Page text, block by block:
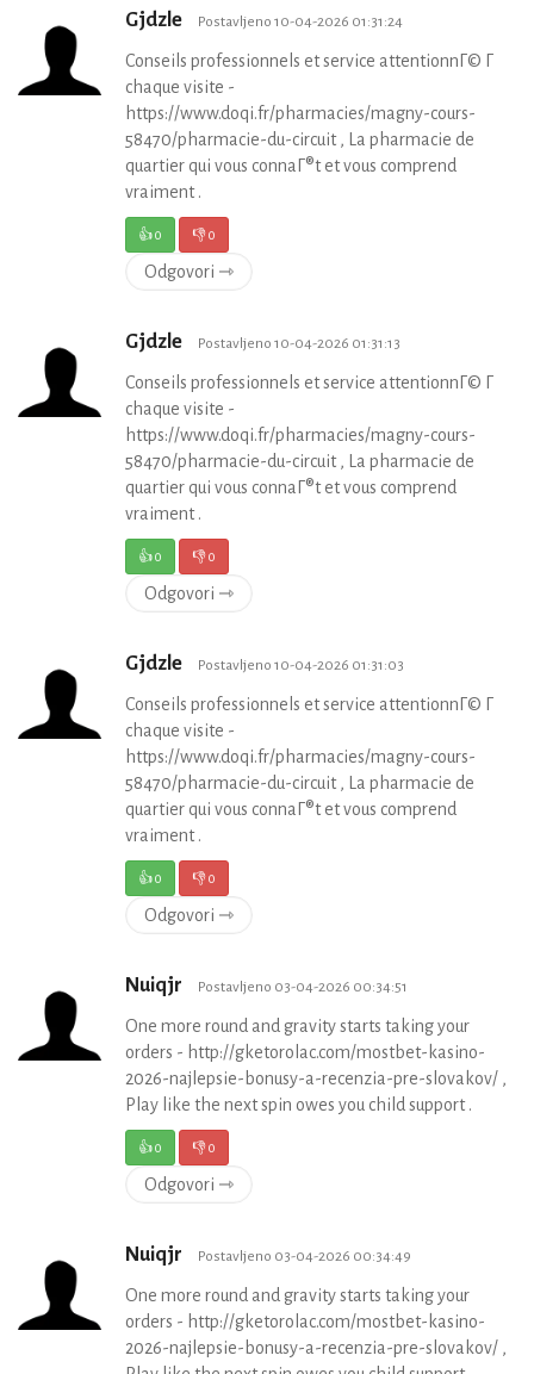
Gjdzle Postavljeno 10-04-2026 01:31:24
Conseils professionnels et service attentionnГ© Г
chaque visite -
https://www.doqi.fr/pharmacies/magny-cours-
58470/pharmacie-du-circuit , La pharmacie de
quartier qui vous connaГ®t et vous comprend
vraiment .
👍0 👎0
Odgovori ⇾
Gjdzle Postavljeno 10-04-2026 01:31:13
Conseils professionnels et service attentionnГ© Г
chaque visite -
https://www.doqi.fr/pharmacies/magny-cours-
58470/pharmacie-du-circuit , La pharmacie de
quartier qui vous connaГ®t et vous comprend
vraiment .
👍0 👎0
Odgovori ⇾
Gjdzle Postavljeno 10-04-2026 01:31:03
Conseils professionnels et service attentionnГ© Г
chaque visite -
https://www.doqi.fr/pharmacies/magny-cours-
58470/pharmacie-du-circuit , La pharmacie de
quartier qui vous connaГ®t et vous comprend
vraiment .
👍0 👎0
Odgovori ⇾
Nuiqjr Postavljeno 03-04-2026 00:34:51
One more round and gravity starts taking your
orders - http://gketorolac.com/mostbet-kasino-
2026-najlepsie-bonusy-a-recenzia-pre-slovakov/ ,
Play like the next spin owes you child support .
👍0 👎0
Odgovori ⇾
Nuiqjr Postavljeno 03-04-2026 00:34:49
One more round and gravity starts taking your
orders - http://gketorolac.com/mostbet-kasino-
2026-najlepsie-bonusy-a-recenzia-pre-slovakov/ ,